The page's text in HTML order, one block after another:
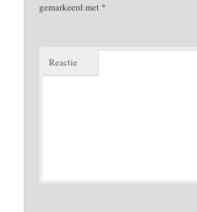
gemarkeerd met *
Reactie